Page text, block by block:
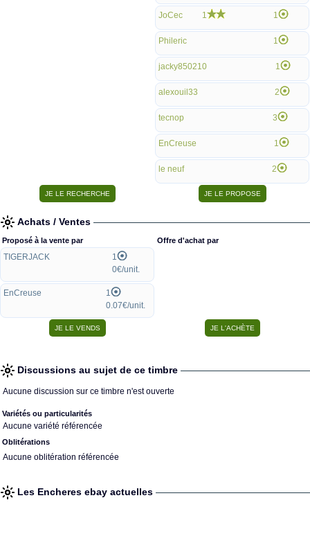
JoCec 1 1
Phileric 1
jacky850210 1
alexouil33 2
tecnop 3
EnCreuse 1
le neuf 2
Achats / Ventes
Proposé à la vente par
TIGERJACK
1
0€/unit.
EnCreuse
1
0.07€/unit.
Offre d'achat par
Discussions au sujet de ce timbre
Aucune discussion sur ce timbre n'est ouverte
Variétés ou particularités
Aucune variété référencée
Oblitérations
Aucune oblitération référencée
Les Encheres ebay actuelles